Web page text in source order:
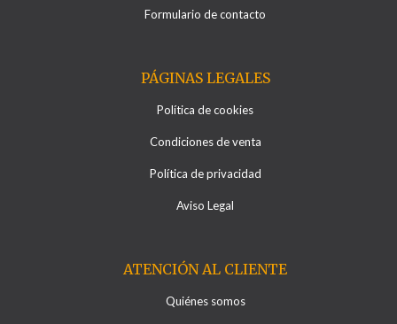
Formulario de contacto
PÁGINAS LEGALES
Política de cookies
Condiciones de venta
Política de privacidad
Aviso Legal
ATENCIÓN AL CLIENTE
Quiénes somos